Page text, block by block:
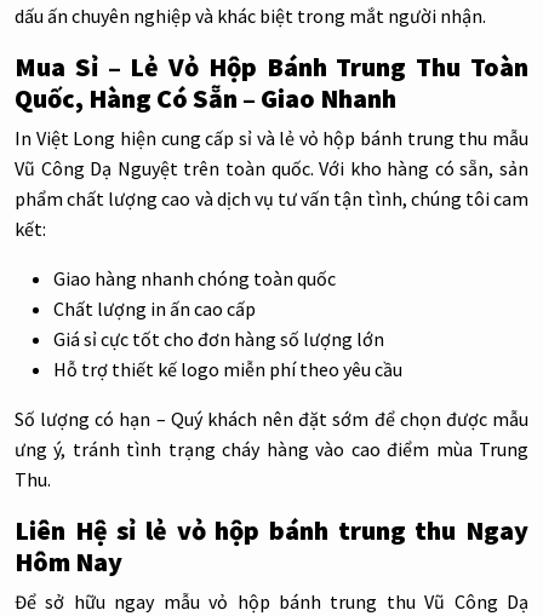
dấu ấn chuyên nghiệp và khác biệt trong mắt người nhận.
Mua Sỉ – Lẻ Vỏ Hộp Bánh Trung Thu Toàn
Quốc, Hàng Có Sẵn – Giao Nhanh
In Việt Long hiện cung cấp sỉ và lẻ vỏ hộp bánh trung thu mẫu
Vũ Công Dạ Nguyệttrên toàn quốc. Với kho hàng có sẵn, sản
phẩm chất lượng cao và dịch vụ tư vấn tận tình, chúng tôi cam
kết:
Giao hàng nhanh chóng toàn quốc
Chất lượng in ấn cao cấp
Giá sỉ cực tốt cho đơn hàng số lượng lớn
Hỗ trợ thiết kế logo miễn phí theo yêu cầu
Số lượng có hạn – Quý khách nên đặt sớm để chọn được mẫu
ưng ý, tránh tình trạng cháy hàng vào cao điểm mùa Trung
Thu.
Liên Hệ sỉ lẻ vỏ hộp bánh trung thu Ngay
Hôm Nay
Để sở hữu ngay mẫu vỏ hộp bánh trung thu Vũ Công Dạ